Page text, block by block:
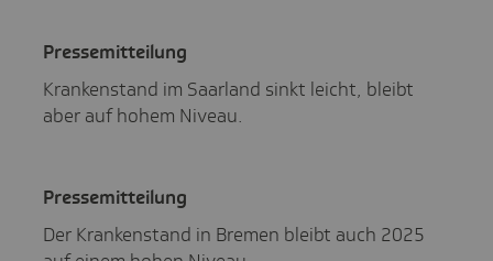
Pres­se­mit­tei­lung
Krankenstand im Saarland sinkt leicht, bleibt
aber auf hohem Niveau.
Pres­se­mit­tei­lung
Der Krankenstand in Bremen bleibt auch 2025